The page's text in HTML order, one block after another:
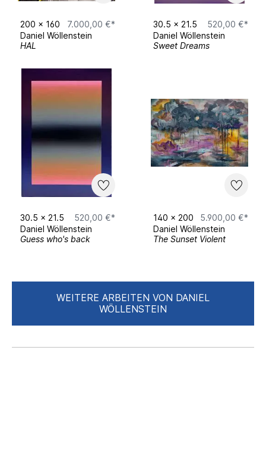
fluide verschieben lassen. Die Lichtführung,
die sich durch gegensätzliche Farbverläufe
bis zum „Glühen“ verstärken kann, trägt zur
teils plastischen Eindrücklichkeit bei.
Digitale Farbwahlskalen, Flip-Flop Lacke von
getunten Sportwagen, Sonnenuntergänge,
Schwerindustrie, Weltraum und Spiegelungen
im Kaffee können dabei in die
Farbkompositionen Eingang finden.
200 x 160
7.000,00 €*
Daniel Wöllenstein
HAL
30.5 x 21.5
520,00 €*
Daniel Wöllenstein
Sweet Dreams
30.5 x 21.5
520,00 €*
Daniel Wöllenstein
Guess who's back
140 x 200
5.900,00 €*
Daniel Wöllenstein
The Sunset Violent
WEITERE ARBEITEN VON DANIEL
WÖLLENSTEIN